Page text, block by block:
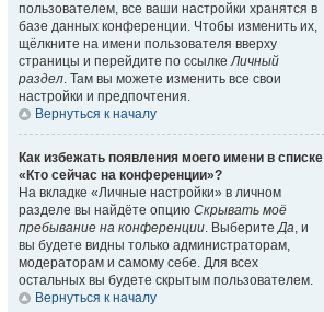
пользователем, все ваши настройки хранятся в
базе данных конференции. Чтобы изменить их,
щёлкните на имени пользователя вверху
страницы и перейдите по ссылкеЛичный
раздел. Там вы можете изменить все свои
настройки и предпочтения.
Вернуться к началу
Как избежать появления моего имени в списке
«Кто сейчас на конференции»?
На вкладке «Личные настройки» в личном
разделе вы найдёте опцию Скрывать моё
пребывание на конференции. ВыберитеДа, и
вы будете видны только администраторам,
модераторам и самому себе. Для всех
остальных вы будете скрытым пользователем.
Вернуться к началу